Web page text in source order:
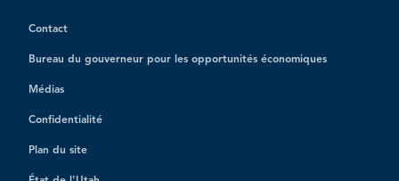
Contact
Bureau du gouverneur pour les opportunités économiques
Médias
Confidentialité
Plan du site